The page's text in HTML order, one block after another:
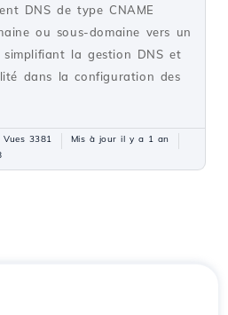
DNS de type CNAME
ou sous-domaine vers un
simplifiant la gestion DNS et
dans la configuration des
Vues 3381
Mis à jour il y a 1 an